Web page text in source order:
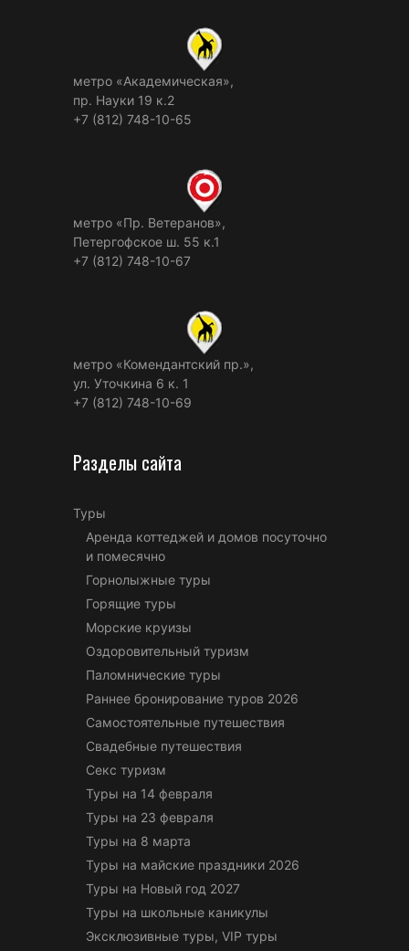
метро «Академическая»,
пр. Науки 19 к.2
+7 (812) 748-10-65
метро «Пр. Ветеранов»,
Петергофское ш. 55 к.1
+7 (812) 748-10-67
метро «Комендантский пр.»,
ул. Уточкина 6 к. 1
+7 (812) 748-10-69
Разделы сайта
Туры
Аренда коттеджей и домов посуточно
и помесячно
Горнолыжные туры
Горящие туры
Морские круизы
Оздоровительный туризм
Паломнические туры
Раннее бронирование туров 2026
Самостоятельные путешествия
Свадебные путешествия
Секс туризм
Туры на 14 февраля
Туры на 23 февраля
Туры на 8 марта
Туры на майские праздники 2026
Туры на Новый год 2027
Туры на школьные каникулы
Эксклюзивные туры, VIP туры